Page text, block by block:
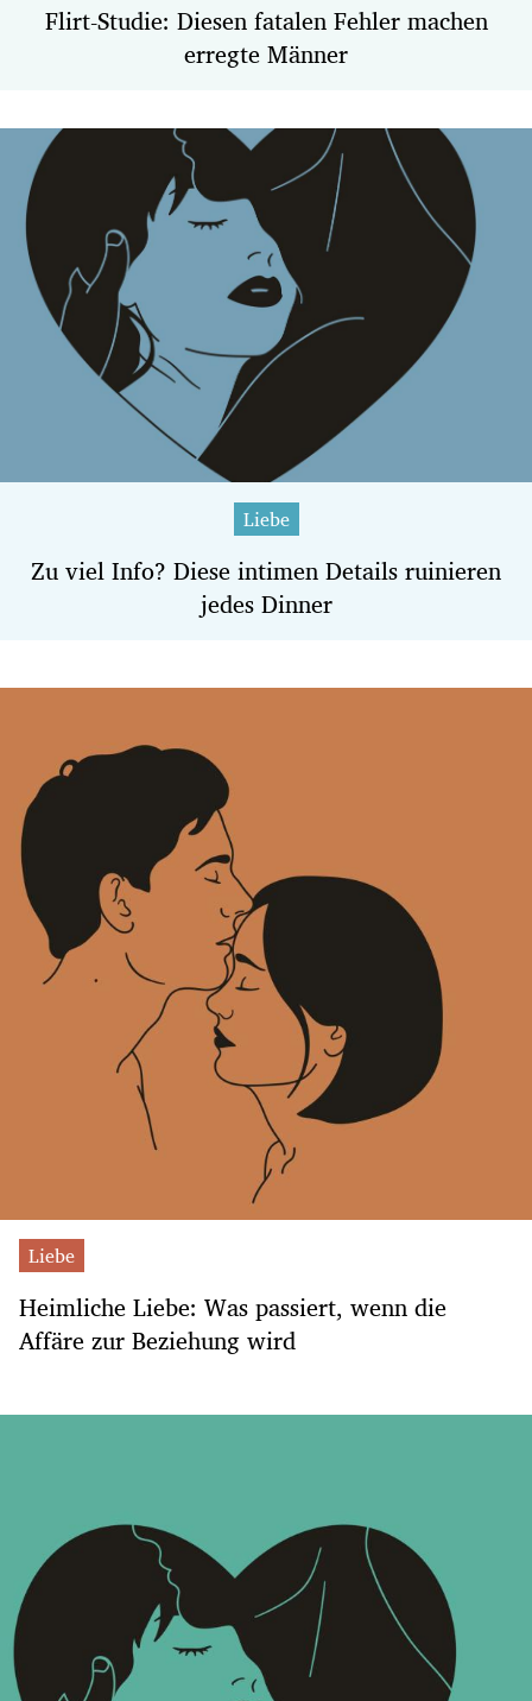
Flirt-Studie: Diesen fatalen Fehler machen
erregte Männer
Liebe
Zu viel Info? Diese intimen Details ruinieren
jedes Dinner
Liebe
Heimliche Liebe: Was passiert, wenn die
Affäre zur Beziehung wird